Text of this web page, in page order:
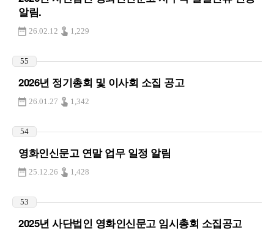
알림.
26.02.12 1,229
55
2026년 정기총회 및 이사회 소집 공고
26.01.27 1,342
54
영화인신문고 연말 업무 일정 알림
25.12.26 1,428
53
2025년 사단법인 영화인신문고 임시총회 소집공고